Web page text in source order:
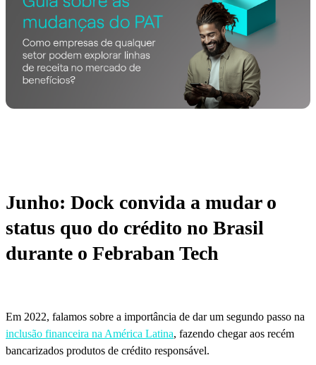
Junho: Dock convida a mudar o
status quo do crédito no Brasil
durante o Febraban Tech
Em 2022, falamos sobre a importância de dar um segundo passo na
inclusão financeira na América Latina, fazendo chegar aos recém
bancarizados produtos de crédito responsável.